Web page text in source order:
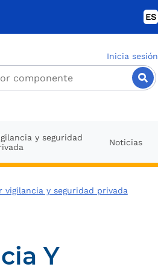
ES
Inicia sesión
y seguridad
Noticias
vigilancia y seguridad privada
Y